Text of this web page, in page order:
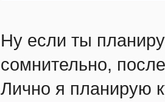
Ну если ты
сомнительно,
Лично я планирую